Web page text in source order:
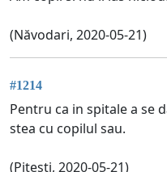
(Năvodari, 2020-05-21)
#1214
Pentru ca in spitale a se
stea cu copilul sau.
(Pitesti, 2020-05-21)